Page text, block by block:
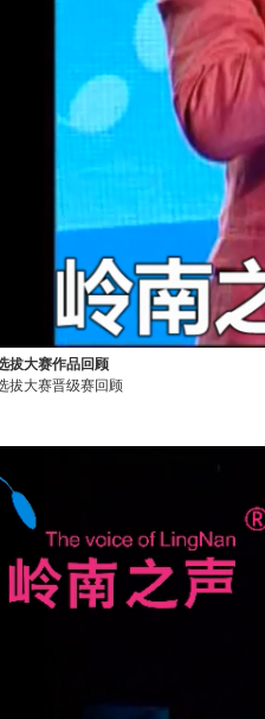
拔大赛作品回顾
拔大赛晋级赛回顾